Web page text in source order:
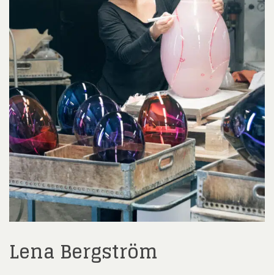
Lena Bergström